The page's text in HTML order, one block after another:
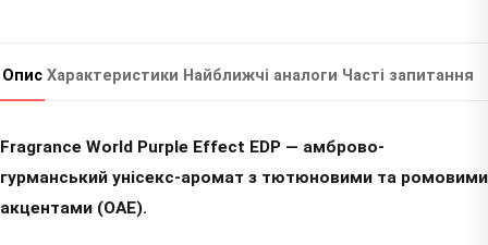
Опис Характеристики Найближчі аналоги Часті запитання
Fragrance World Purple Effect EDP — амброво-
гурманський унісекс-аромат з тютюновими та ромовими
акцентами (ОАЕ).